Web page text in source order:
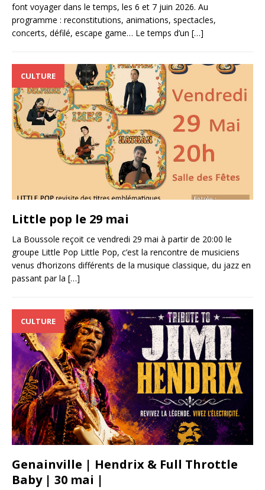
font voyager dans le temps, les 6 et 7 juin 2026. Au
programme : reconstitutions, animations, spectacles,
concerts, défilé, escape game… Le temps d’un […]
CULTURE
Little pop le 29 mai
La Boussole reçoit ce vendredi 29 mai à partir de 20:00 le
groupe Little Pop Little Pop, c’est la rencontre de musiciens
venus d’horizons différents de la musique classique, du jazz en
passant par la […]
CULTURE
Genainville | Hendrix & Full Throttle
Baby | 30 mai |